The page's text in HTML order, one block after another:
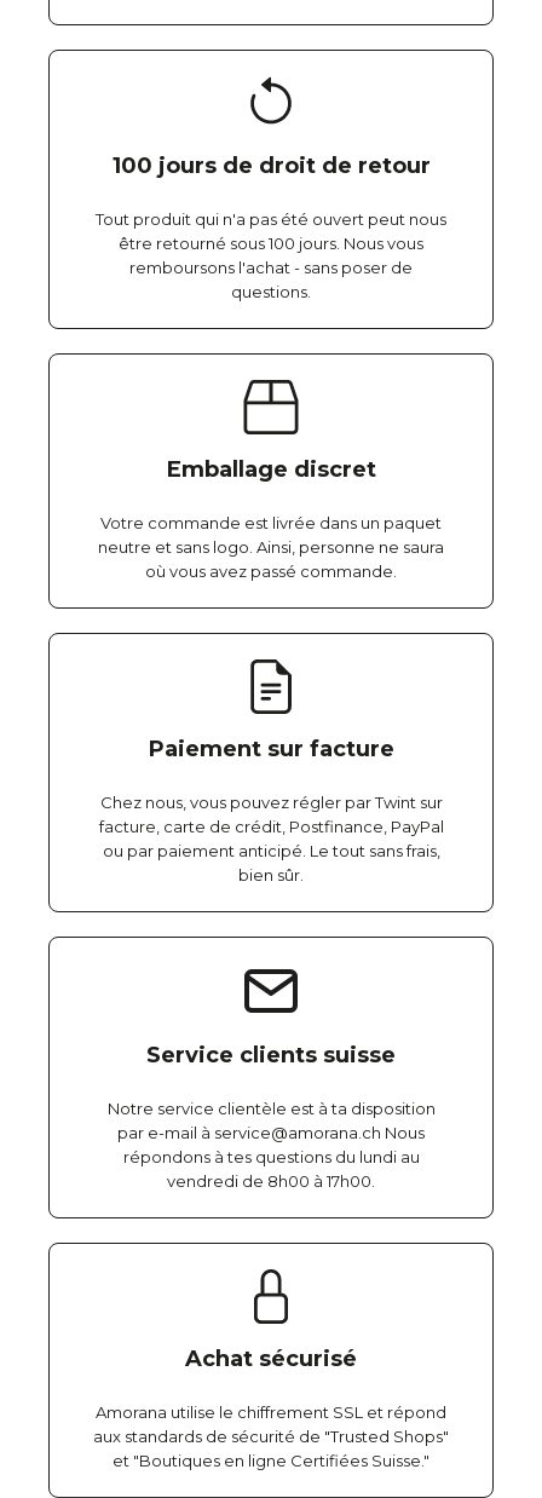
100 jours de droit de retour
Tout produit qui n'a pas été ouvert peut nous
être retourné sous 100 jours. Nous vous
remboursons l'achat - sans poser de
questions.
Emballage discret
Votre commande est livrée dans un paquet
neutre et sans logo. Ainsi, personne ne saura
où vous avez passé commande.
Paiement sur facture
Chez nous, vous pouvez régler par Twint sur
facture, carte de crédit, Postfinance, PayPal
ou par paiement anticipé. Le tout sans frais,
bien sûr.
Service clients suisse
Notre service clientèle est à ta disposition
par e-mail à service@amorana.ch Nous
répondons à tes questions du lundi au
vendredi de 8h00 à 17h00.
Achat sécurisé
Amorana utilise le chiffrement SSL et répond
aux standards de sécurité de "Trusted Shops"
et "Boutiques en ligne Certifiées Suisse."